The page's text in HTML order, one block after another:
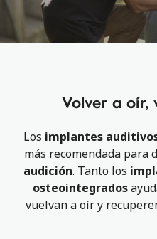
Volver a oír,
Los implantes
más recomendada para
audición. Tanto los
osteointegrados
vuelvan a oír y